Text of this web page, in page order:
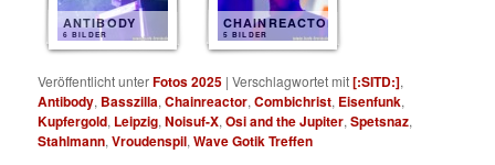
ANTIBODY
6 BILDER
CHAINREACTOR
5 BILDER
Veröffentlicht unterFotos 2025 |Verschlagwortet mit[:SITD:],
Antibody, Basszilla,Chainreactor,Combichrist, Eisenfunk,
Kupfergold, Leipzig,Noisuf-X,Osi and the Jupiter,Spetsnaz,
Stahlmann,Vroudenspil,Wave Gotik Treffen